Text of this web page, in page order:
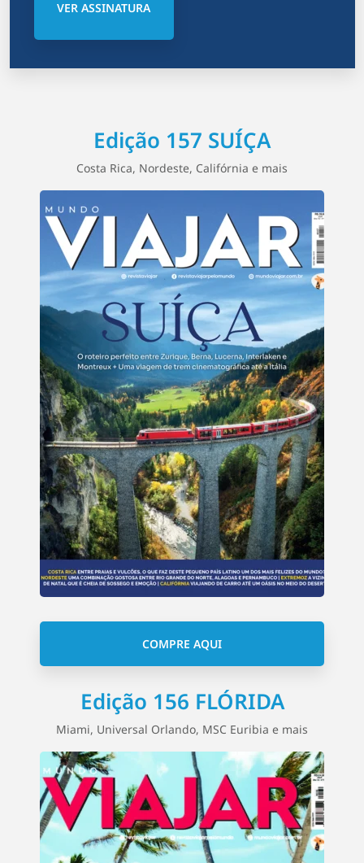
VER ASSINATURA
Edição 157 SUÍÇA
Costa Rica, Nordeste, Califórnia e mais
COMPRE AQUI
Edição 156 FLÓRIDA
Miami, Universal Orlando, MSC Euribia e mais